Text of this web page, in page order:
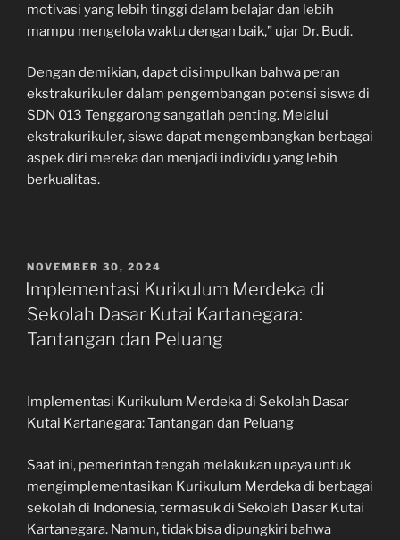
motivasi yang lebih tinggi dalam belajar dan lebih
mampu mengelola waktu dengan baik,” ujar Dr. Budi.
Dengan demikian, dapat disimpulkan bahwa peran
ekstrakurikuler dalam pengembangan potensi siswa di
SDN 013 Tenggarong sangatlah penting. Melalui
ekstrakurikuler, siswa dapat mengembangkan berbagai
aspek diri mereka dan menjadi individu yang lebih
berkualitas.
POSTED
ON
NOVEMBER 30, 2024
Implementasi Kurikulum Merdeka di
Sekolah Dasar Kutai Kartanegara:
Tantangan dan Peluang
Implementasi Kurikulum Merdeka di Sekolah Dasar
Kutai Kartanegara: Tantangan dan Peluang
Saat ini, pemerintah tengah melakukan upaya untuk
mengimplementasikan Kurikulum Merdeka di berbagai
sekolah di Indonesia, termasuk di Sekolah Dasar Kutai
Kartanegara. Namun, tidak bisa dipungkiri bahwa